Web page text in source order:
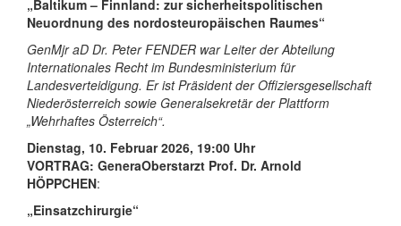
„Baltikum – Finnland: zur sicherheitspolitischen
Neuordnung des nordosteuropäischen Raumes“
GenMjr aD Dr. Peter FENDER war Leiter der Abteilung
Internationales Recht im Bundesministerium für
Landesverteidigung. Er ist Präsident der Offiziersgesellschaft
Niederösterreich sowie Generalsekretär der Plattform
„Wehrhaftes Österreich“.
Dienstag, 10. Februar 2026, 19:00 Uhr
VORTRAG: GeneraOberstarzt Prof. Dr. Arnold
HÖPPCHEN:
„Einsatzchirurgie“